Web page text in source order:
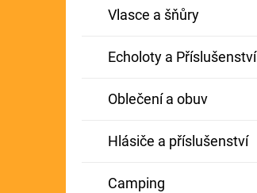
Vlasce a šňůry
Echoloty a Příslušenství
Oblečení a obuv
Hlásiče a příslušenství
Camping